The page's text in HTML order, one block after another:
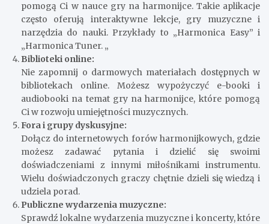
pomogą Ci w nauce gry na harmonijce. Takie aplikacje
często oferują interaktywne lekcje, gry muzyczne i
narzędzia do nauki. Przykłady to „Harmonica Easy” i
„Harmonica Tuner. „
Biblioteki online:
Nie zapomnij o darmowych materiałach dostępnych w
bibliotekach online. Możesz wypożyczyć e-booki i
audiobooki na temat gry na harmonijce, które pomogą
Ci w rozwoju umiejętności muzycznych.
Fora i grupy dyskusyjne:
Dołącz do internetowych forów harmonijkowych, gdzie
możesz zadawać pytania i dzielić się swoimi
doświadczeniami z innymi miłośnikami instrumentu.
Wielu doświadczonych graczy chętnie dzieli się wiedzą i
udziela porad.
Publiczne wydarzenia muzyczne:
Sprawdź lokalne wydarzenia muzyczne i koncerty, które